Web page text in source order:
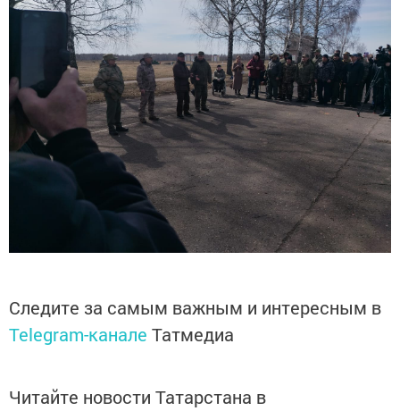
Следите за самым важным и интересным в
Telegram-канале Татмедиа
Читайте новости Татарстана в